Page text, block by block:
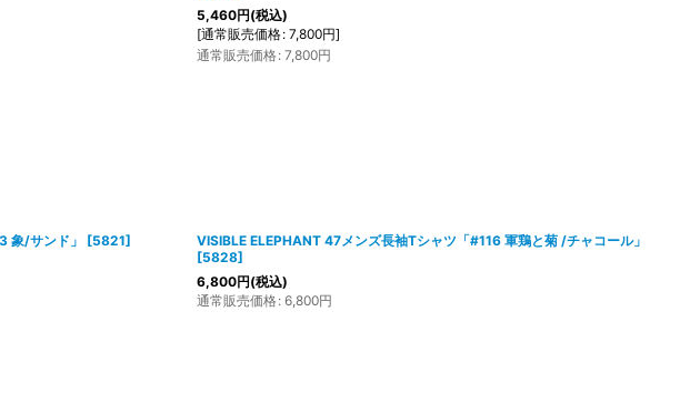
5,460円(税込)
[通常販売価格: 7,800円]
通常販売価格: 7,800円
象/サンド」 [5821]
VISIBLE ELEPHANT 47メンズ長袖Tシャツ「#116 軍鶏と菊 /チャコール」
[5828]
6,800円(税込)
通常販売価格: 6,800円